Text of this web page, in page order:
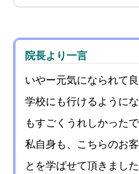
院長より一言
いやー元気になられて
学校にも行けるように
もすごくうれしかったで
私自身も、こちらのお
とを学ばせて頂きました